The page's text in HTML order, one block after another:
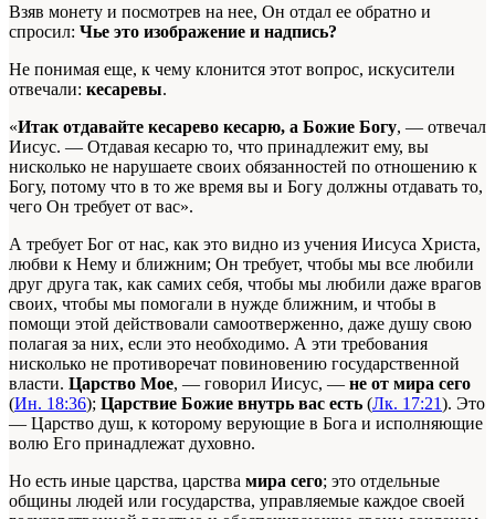
Взяв монету и посмотрев на нее, Он отдал ее обратно и
спросил: Чье это изображение и надпись?
Не понимая еще, к чему клонится этот вопрос, искусители
отвечали: кесаревы.
«Итак отдавайте кесарево кесарю, а Божие Богу, — отвечал
Иисус. — Отдавая кесарю то, что принадлежит ему, вы
нисколько не нарушаете своих обязанностей по отношению к
Богу, потому что в то же время вы и Богу должны отдавать то,
чего Он требует от вас».
А требует Бог от нас, как это видно из учения Иисуса Христа,
любви к Нему и ближним; Он требует, чтобы мы все любили
друг друга так, как самих себя, чтобы мы любили даже врагов
своих, чтобы мы помогали в нужде ближним, и чтобы в
помощи этой действовали самоотверженно, даже душу свою
полагая за них, если это необходимо. А эти требования
нисколько не противоречат повиновению государственной
власти. Царство Мое, — говорил Иисус, — не от мира сего
(Ин. 18:36); Царствие Божие внутрь вас есть (Лк. 17:21). Это
— Царство душ, к которому верующие в Бога и исполняющие
волю Его принадлежат духовно.
Но есть иные царства, царства мира сего; это отдельные
общины людей или государства, управляемые каждое своей